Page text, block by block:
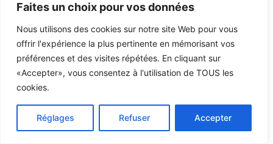
Faites un choix pour vos données
Nous utilisons des cookies sur notre site Web pour vous
offrir l'expérience la plus pertinente en mémorisant vos
préférences et des visites répétées. En cliquant sur
«Accepter», vous consentez à l'utilisation de TOUS les
cookies.
Réglages Refuser Accepter
août !
29 juillet 2026
172 – juillet aout septembre 2026
14 juillet 2026